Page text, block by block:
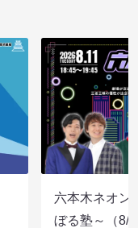
六本木ネオン
ぼる塾～（